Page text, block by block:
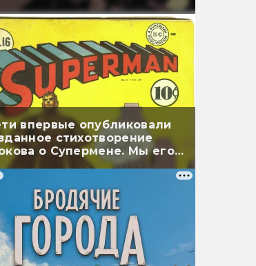
впервые опубликовали
стихотворение
о Супермене. Мы его